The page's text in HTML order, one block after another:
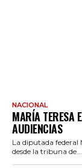
NACIONAL
MARÍA TERESA
AUDIENCIAS
La diputada federal
desde la tribuna de...